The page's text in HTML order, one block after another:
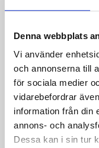
Denna webbplats
Vi använder
och annonserna till
för sociala medier
vidarebefordrar
information från din
annons- och
Dessa kan i sin tur
Frakt från 59
Ångerrätt 14
Beskrivning